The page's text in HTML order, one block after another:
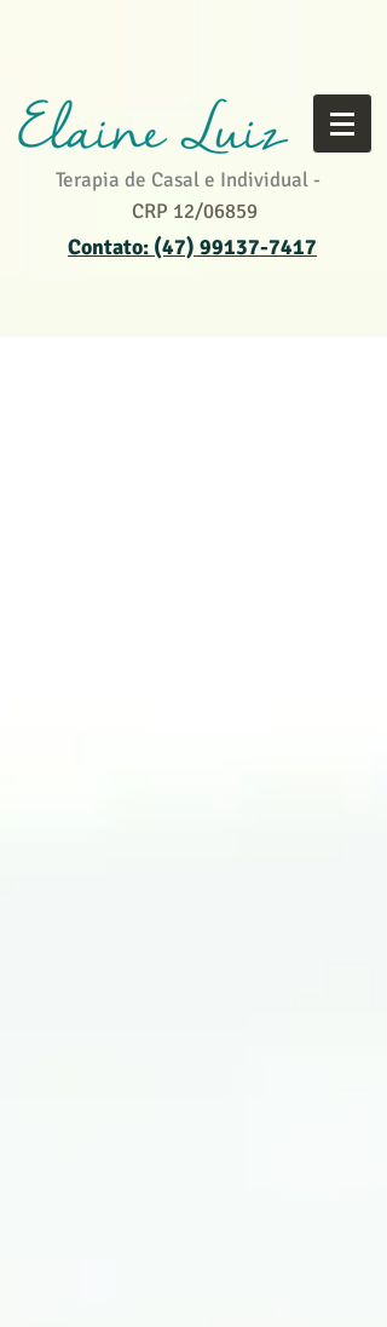
Terapia de Casal e Individual -
CRP 12/06859
Contato: (47) 99137-7417